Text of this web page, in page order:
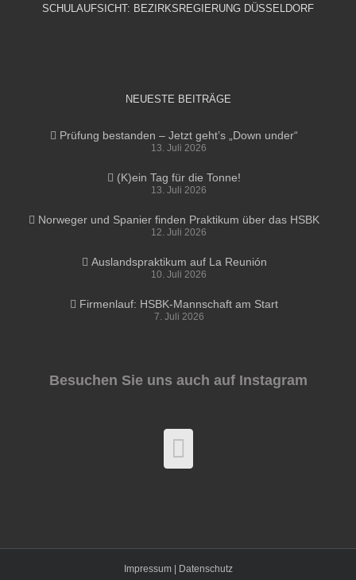
SCHULAUFSICHT: BEZIRKSREGIERUNG DÜSSELDORF
NEUESTE BEITRÄGE
Prüfung bestanden – Jetzt geht’s „Down under“
13. Juli 2026
(K)ein Tag für die Tonne!
13. Juli 2026
Norweger und Spanier finden Praktikum über das HSBK
12. Juli 2026
Auslandspraktikum auf La Reunión
10. Juli 2026
Firmenlauf: HSBK-Mannschaft am Start
7. Juli 2026
Besuchen Sie uns auch auf Instagram
Impressum | Datenschutz